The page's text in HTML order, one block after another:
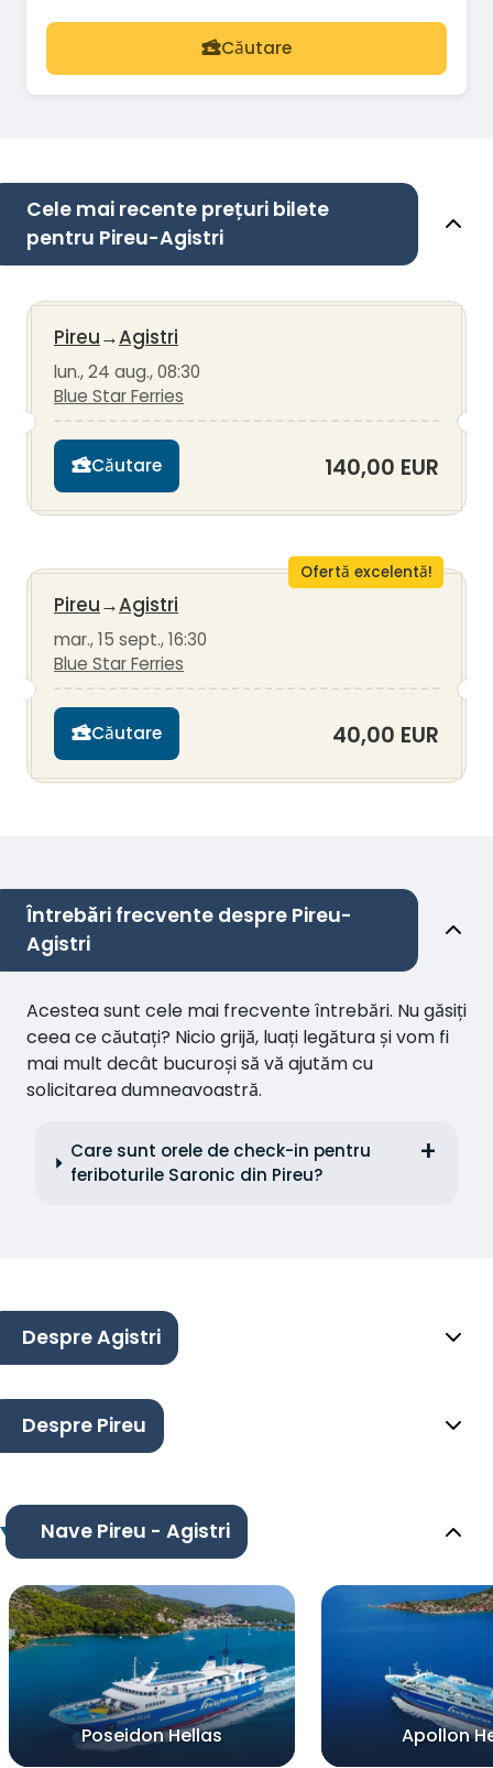
Căutare
Cele mai recente prețuri bilete
pentru Pireu-Agistri
Pireu→Agistri
lun., 24 aug., 08:30
Blue Star Ferries
Căutare 140,00 EUR
Ofertă excelentă!
Pireu→Agistri
mar., 15 sept., 16:30
Blue Star Ferries
Căutare 40,00 EUR
Întrebări frecvente despre Pireu-
Agistri
Acestea sunt cele mai frecvente întrebări. Nu găsiți
ceea ce căutați? Nicio grijă, luați legătura și vom fi
mai mult decât bucuroși să vă ajutăm cu
solicitarea dumneavoastră.
Care sunt orele de check-in pentru
feriboturile Saronic din Pireu?
Despre Agistri
Despre Pireu
Nave Pireu - Agistri
Poseidon Hellas Apollon